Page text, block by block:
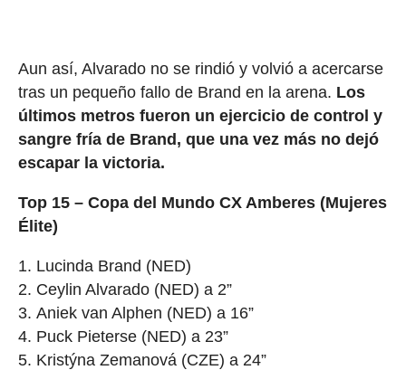
Aun así, Alvarado no se rindió y volvió a acercarse
tras un pequeño fallo de Brand en la arena. Los
últimos metros fueron un ejercicio de control y
sangre fría de Brand, que una vez más no dejó
escapar la victoria.
Top 15 – Copa del Mundo CX Amberes (Mujeres
Élite)
Lucinda Brand (NED)
Ceylin Alvarado (NED) a 2”
Aniek van Alphen (NED) a 16”
Puck Pieterse (NED) a 23”
Kristýna Zemanová (CZE) a 24”